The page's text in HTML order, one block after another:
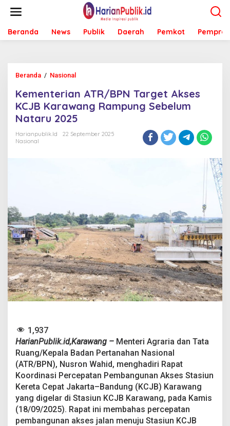
t
Beranda News Publik Daerah Pemkot Pemprov
Beranda / Nasional
m
e
n
t
B
P
N
T
r
g
e
t
A
K
C
J
K
a
r
a
w
Kementerian ATR/BPN Target Akses
KCJB Karawang Rampung Sebelum
Nataru 2025
Harianpublik.id
22 September 2025
Nasional
1,937
HarianPublik.id,Karawang – Menteri Agraria dan Tata
Ruang/Kepala Badan Pertanahan Nasional
(ATR/BPN), Nusron Wahid, menghadiri Rapat
Koordinasi Percepatan Pembangunan Akses Stasiun
Kereta Cepat Jakarta–Bandung (KCJB) Karawang
yang digelar di Stasiun KCJB Karawang, pada Kamis
(18/09/2025). Rapat ini membahas percepatan
pembangunan akses jalan menuju Stasiun KCJB